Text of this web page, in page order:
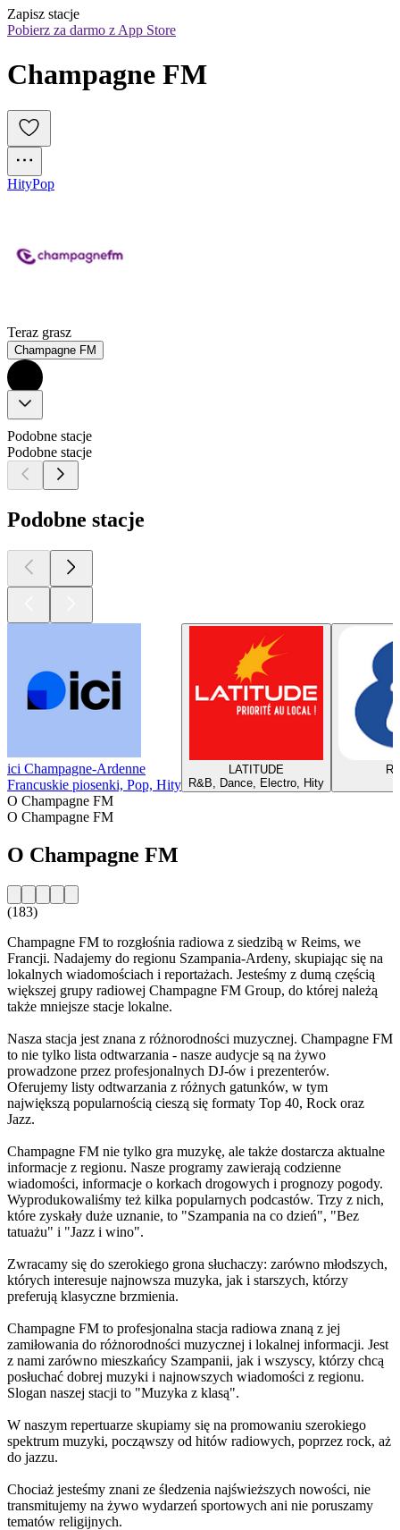
Zapisz stacje
Pobierz za darmo z App Store
Champagne FM
HityPop
Teraz grasz
Champagne FM
Podobne stacje
Podobne stacje
Podobne stacje
ici Champagne-Ardenne
Francuskie piosenki, Pop, Hity
LATITUDE
R&B, Dance, Electro, Hity
O Champagne FM
O Champagne FM
O Champagne FM
(183)
Champagne FM to rozgłośnia radiowa z siedzibą w Reims, we
Francji. Nadajemy do regionu Szampania-Ardeny, skupiając się na
lokalnych wiadomościach i reportażach. Jesteśmy z dumą częścią
większej grupy radiowej Champagne FM Group, do której należą
także mniejsze stacje lokalne.
Nasza stacja jest znana z różnorodności muzycznej. Champagne FM
to nie tylko lista odtwarzania - nasze audycje są na żywo
prowadzone przez profesjonalnych DJ-ów i prezenterów.
Oferujemy listy odtwarzania z różnych gatunków, w tym
największą popularnością cieszą się formaty Top 40, Rock oraz
Jazz.
Champagne FM nie tylko gra muzykę, ale także dostarcza aktualne
informacje z regionu. Nasze programy zawierają codzienne
wiadomości, informacje o korkach drogowych i prognozy pogody.
Wyprodukowaliśmy też kilka popularnych podcastów. Trzy z nich,
które zyskały duże uznanie, to "Szampania na co dzień", "Bez
tatuażu" i "Jazz i wino".
Zwracamy się do szerokiego grona słuchaczy: zarówno młodszych,
których interesuje najnowsza muzyka, jak i starszych, którzy
preferują klasyczne brzmienia.
Champagne FM to profesjonalna stacja radiowa znaną z jej
zamiłowania do różnorodności muzycznej i lokalnej informacji. Jest
z nami zarówno mieszkańcy Szampanii, jak i wszyscy, którzy chcą
posłuchać dobrej muzyki i najnowszych wiadomości z regionu.
Slogan naszej stacji to "Muzyka z klasą".
W naszym repertuarze skupiamy się na promowaniu szerokiego
spektrum muzyki, począwszy od hitów radiowych, poprzez rock, aż
do jazzu.
Chociaż jesteśmy znani ze śledzenia najświeższych nowości, nie
transmitujemy na żywo wydarzeń sportowych ani nie poruszamy
tematów religijnych.